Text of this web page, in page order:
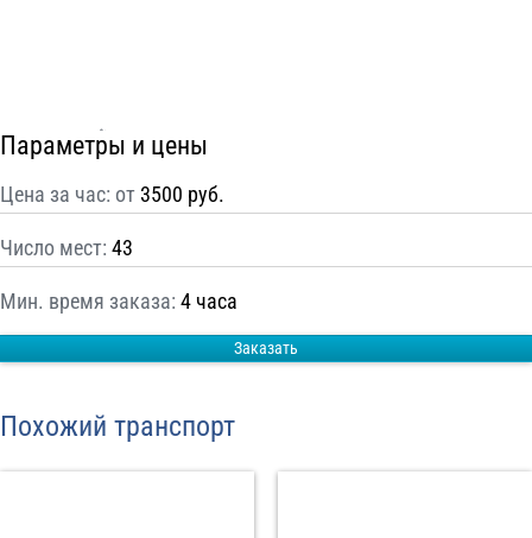
Параметры и цены
Цена за час: от 3500 руб.
Число мест: 43
Мин. время заказа: 4 часа
Заказать
Похожий транспорт